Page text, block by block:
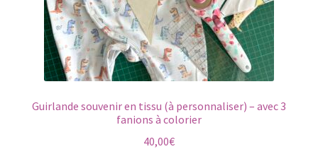
du
produit
Guirlande souvenir en tissu (à personnaliser) – avec 3
fanions à colorier
40,00€